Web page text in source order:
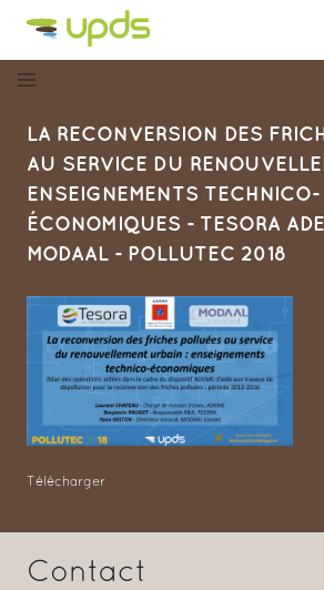
LA RECONVERSION DES
AU SERVICE DU
ENSEIGNEMENTS TECHNICO-
ÉCONOMIQUES - TESORA
MODAAL - POLLUTEC 2018
Télécharger
Contact